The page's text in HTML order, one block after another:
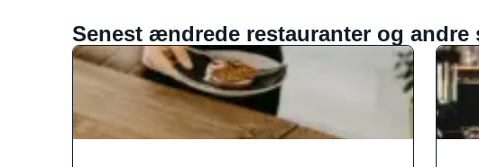
Senest ændrede restauranter og andre